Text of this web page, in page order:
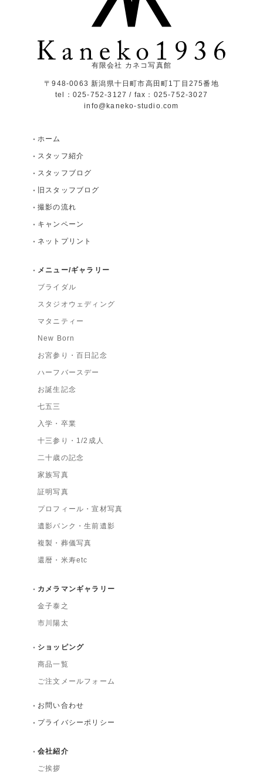
有限会社 カネコ写真館
〒948-0063 新潟県十日町市高田町1丁目275番地
tel：025-752-3127 / fax：025-752-3027
info@kaneko-studio.com
ホーム
スタッフ紹介
スタッフブログ
旧スタッフブログ
撮影の流れ
キャンペーン
ネットプリント
メニュー/ギャラリー
ブライダル
スタジオウェディング
マタニティー
New Born
お宮参り・百日記念
ハーフバースデー
お誕生記念
七五三
入学・卒業
十三参り・1/2成人
二十歳の記念
家族写真
証明写真
プロフィール・宣材写真
遺影バンク・生前遺影
複製・葬儀写真
還暦・米寿etc
カメラマンギャラリー
金子泰之
市川陽太
ショッピング
商品一覧
ご注文メールフォーム
お問い合わせ
プライバシーポリシー
会社紹介
ご挨拶